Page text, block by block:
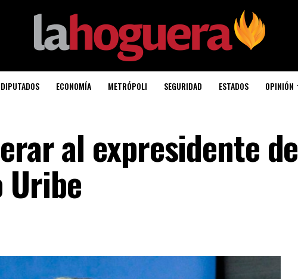
ECONOMÍA METRÓPOLI SEGURIDAD ESTADOS OPINIÓN
al expresidente de
Uribe